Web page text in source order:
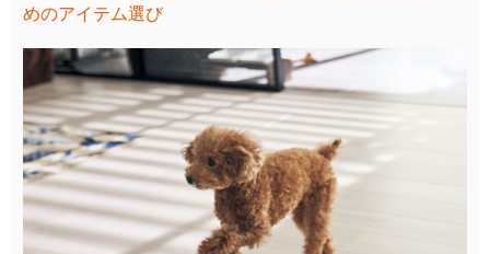
めのアイテム選び